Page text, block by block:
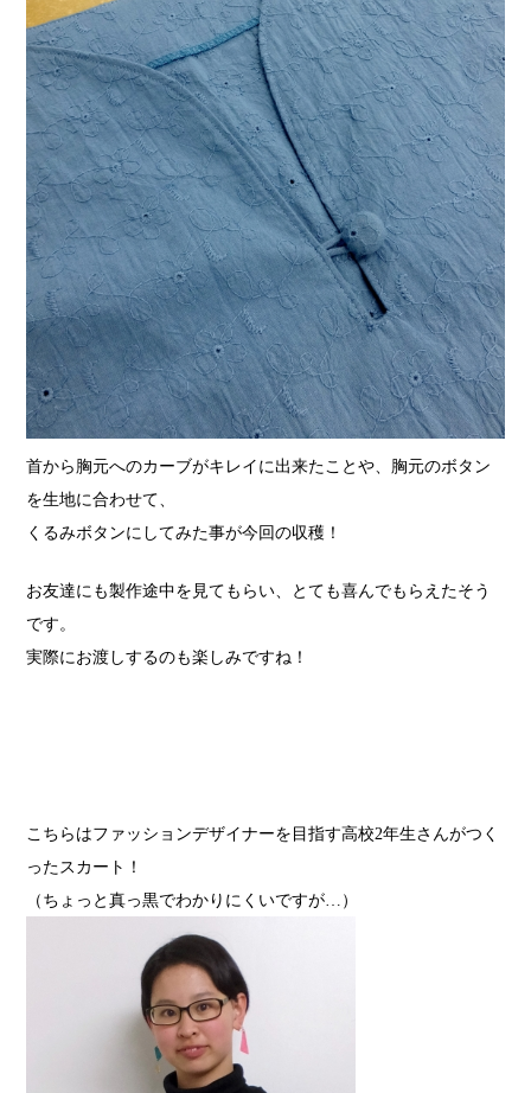
首から胸元へのカーブがキレイに出来たことや、 胸元のボタン
を生地に合わせて、
くるみボタンに してみた事が今回の収穫！
お友達にも製作途中を見てもらい、 とても喜んでもらえたそう
です。
実際にお渡しするのも楽しみですね！
こちらはファッションデザイナーを目指す高校2年生さんがつく
ったスカート！
（ちょっと真っ黒でわかりにくいですが…）